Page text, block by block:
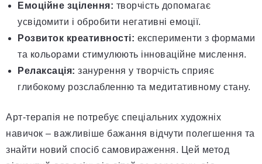
Емоційне зцілення: творчість допомагає
усвідомити і обробити негативні емоції.
Розвиток креативності: експерименти з формами
та кольорами стимулюють інноваційне мислення.
Релаксація: занурення у творчість сприяє
глибокому розслабленню та медитативному стану.
Арт-терапія не потребує спеціальних художніх
навичок – важливіше бажання відчути полегшення та
знайти новий спосіб самовираження. Цей метод